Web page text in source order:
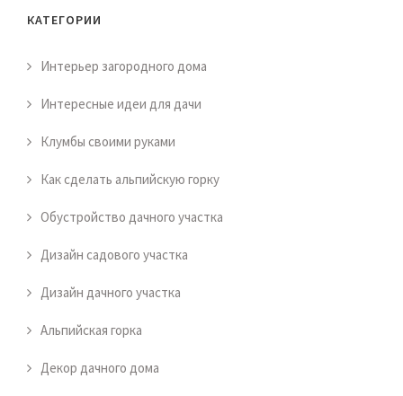
КАТЕГОРИИ
Интерьер загородного дома
Интересные идеи для дачи
Клумбы своими руками
Как сделать альпийскую горку
Обустройство дачного участка
Дизайн садового участка
Дизайн дачного участка
Альпийская горка
Декор дачного дома